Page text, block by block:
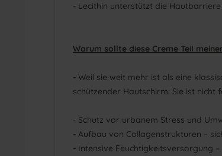
- Lecithin unterstützt die
Warum sollte diese Creme Teil
- Weil sie weit mehr ist als eine
schützender Hautschirm. Sie ist
- Schutz vor urbanem Stress und
- Aufbau von Collagenstrukturen –
- Intensive Feuchtigkeitsversorgung